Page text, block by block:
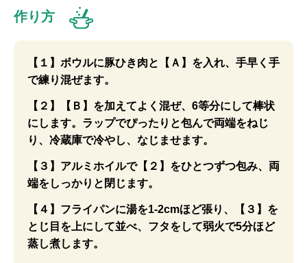
作り方
【１】ボウルに豚ひき肉と【Ａ】を入れ、手早く手
で練り混ぜます。
【２】【Ｂ】を加えてよく混ぜ、6等分にして棒状
にします。ラップでぴったりと包んで両端をねじ
り、冷蔵庫で冷やし、なじませます。
【３】アルミホイルで【２】をひとつずつ包み、両
端をしっかりと閉じます。
【４】フライパンに湯を1-2cmほど張り、【３】を
とじ目を上にして並べ、フタをして弱火で5分ほど
蒸し煮します。